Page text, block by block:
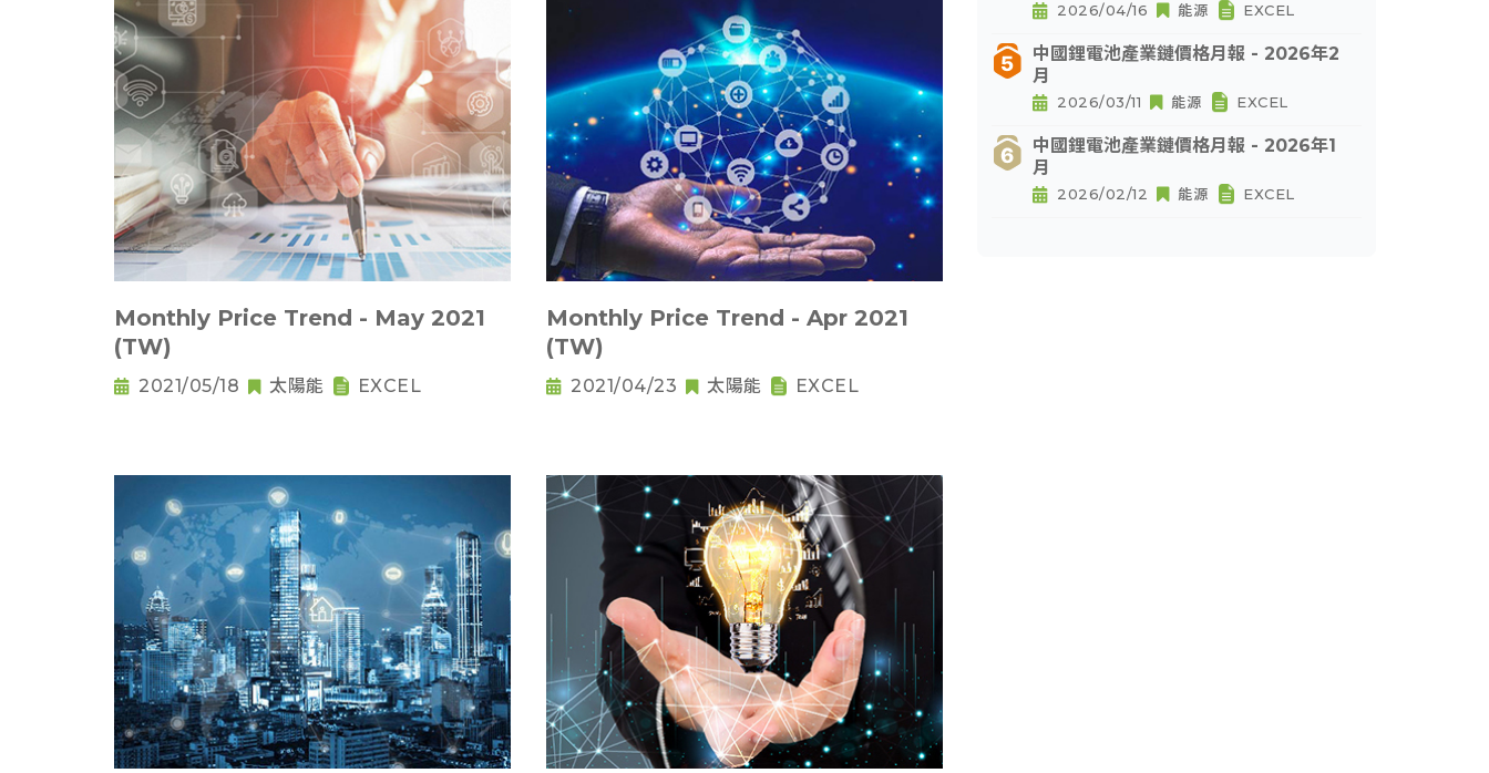
Monthly Price Trend - May 2021
(TW)
2021/05/18 太陽能 EXCEL
Monthly Price Trend - Apr 2021
(TW)
2021/04/23 太陽能 EXCEL
2026/04/16 能源 EXCEL
中國鋰電池產業鏈價格月報 - 2026年2
月
2026/03/11 能源 EXCEL
中國鋰電池產業鏈價格月報 - 2026年1
月
2026/02/12 能源 EXCEL